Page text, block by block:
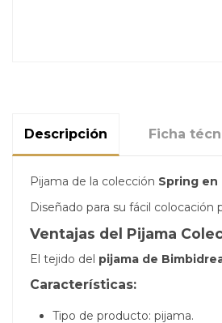
Descripción Ficha
Pijama de la colección Spring en
Diseñado para su fácil
Ventajas del Pijama
El tejido del pijama de
Características:
Tipo de producto: pijama.